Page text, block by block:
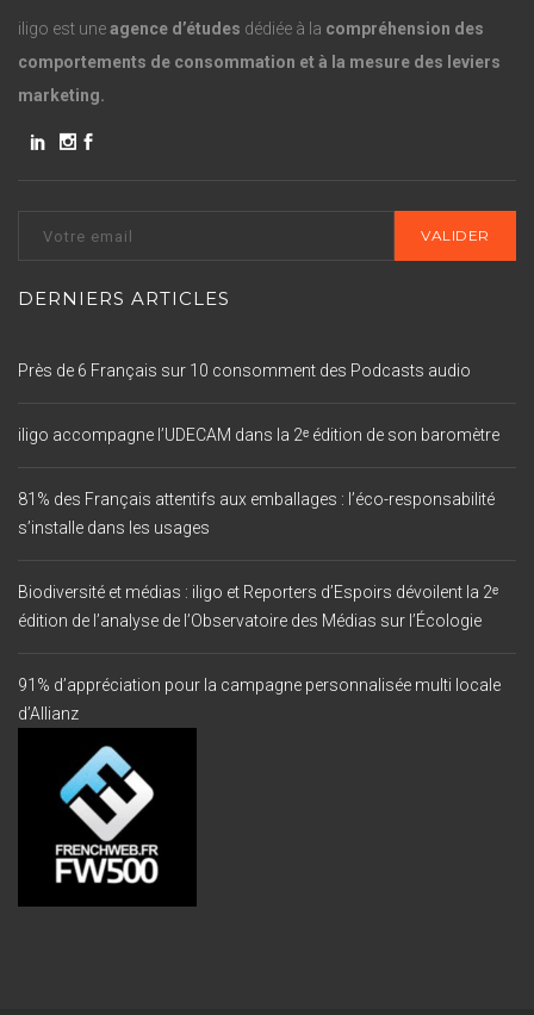
iligo est uneagence d’études dédiée à la compréhension des
comportements de consommation et à la mesure des leviers
marketing.
DERNIERS ARTICLES
Près de 6 Français sur 10 consomment des Podcasts audio
iligo accompagne l’UDECAM dans la 2ᵉ édition de son baromètre
81% des Français attentifs aux emballages : l’éco-responsabilité
s’installe dans les usages
Biodiversité et médias : iligo et Reporters d’Espoirs dévoilent la 2ᵉ
édition de l’analyse de l’Observatoire des Médias sur l’Écologie
91% d’appréciation pour la campagne personnalisée multi locale
d’Allianz